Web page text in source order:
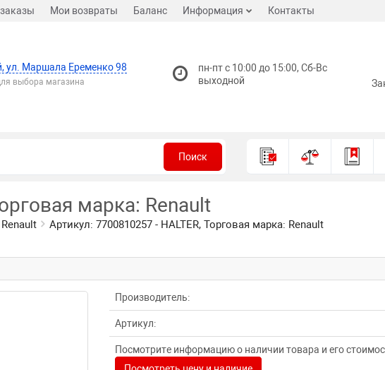
Мои возвраты Баланс Информация Контакты
ул. Маршала Еременко 98
выбора магазина
пн-пт с 10:00 до 15:00, Сб-Вс
выходной
Поиск
марка: Renault
Артикул: 7700810257 - HALTER, Торговая марка: Renault
Производитель:
Артикул:
Посмотрите информацию о наличии товара и его